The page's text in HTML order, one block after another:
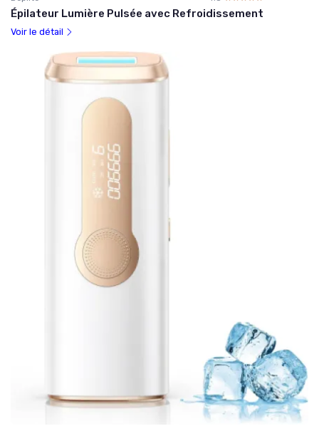
Épilateur Lumière Pulsée avec Refroidissement
Voir le détail